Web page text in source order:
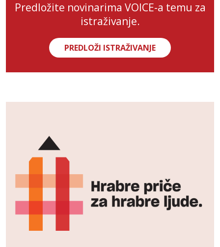
Predložite novinarima VOICE-a temu za
istraživanje.
PREDLOŽI ISTRAŽIVANJE